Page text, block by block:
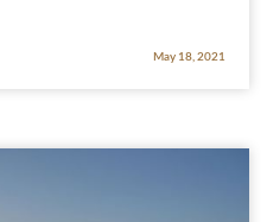
May 18, 2021